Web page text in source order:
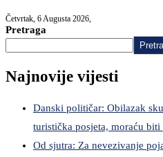
Četvrtak, 6 Augusta 2026,
Pretraga
Najnovije vijesti
Danski političar: Obilazak
turistička posjeta, moraću
Od sjutra: Za nevezivanje